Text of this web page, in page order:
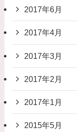
2017年6月
2017年4月
2017年3月
2017年2月
2017年1月
2015年5月